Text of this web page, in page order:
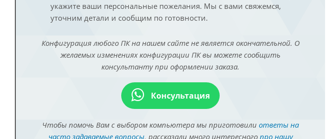
укажите ваши персональные пожелания. Мы с вами свяжемся,
уточним детали и сообщим по готовности.
Конфигурация любого ПК на нашем сайте не является окончательной. О
желаемых изменениях конфигурации ПК вы можете сообщить
консультанту при оформлении заказа.
Консультация
Чтобы помочь Вам с выбором компьютера мы приготовили ответы на
часто задаваемые вопросы, рассказали много интересного про нашу